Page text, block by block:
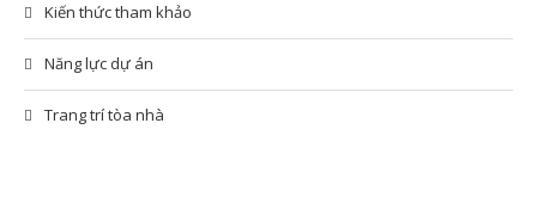
Kiến thức tham khảo
Năng lực dự án
Trang trí tòa nhà